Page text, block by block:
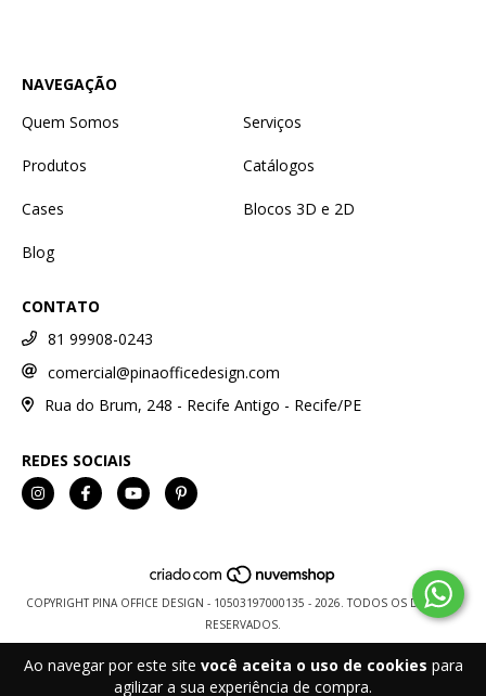
Ao navegar por este site você aceita o uso de cookies para
agilizar a sua experiência de compra.
NAVEGAÇÃO
Quem Somos
Serviços
Produtos Catálogos
Cases Blocos 3D e 2D
Blog
CONTATO
81 99908-0243
comercial@pinaofficedesign.com
Rua do Brum, 248 - Recife Antigo - Recife/PE
REDES SOCIAIS
COPYRIGHT PINA OFFICE DESIGN - 10503197000135 - 2026. TODOS OS DIREITOS
RESERVADOS.